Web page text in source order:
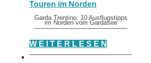
Garda Trentino: 10 Ausflugstipps
im Norden vom Gardasee
W E I T E R L E S E N